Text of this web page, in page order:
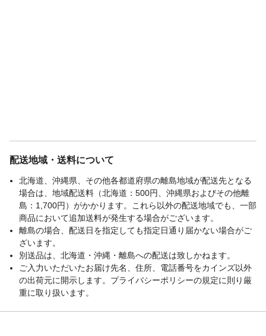
配送地域・送料について
北海道、沖縄県、その他各都道府県の離島地域が配送先となる
場合は、地域配送料（北海道：500円、沖縄県およびその他離
島：1,700円）がかかります。これら以外の配送地域でも、一部
商品において追加送料が発生する場合がございます。
離島の場合、配送日を指定しても指定日通り届かない場合がご
ざいます。
別送品は、北海道・沖縄・離島への配送は致しかねます。
ご入力いただいたお届け先名、住所、電話番号をカインズ以外
の出荷元に開示します。プライバシーポリシーの規定に則り厳
重に取り扱います。